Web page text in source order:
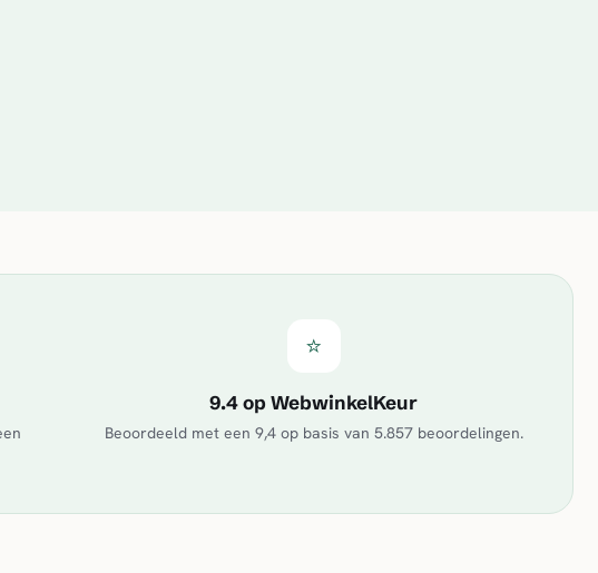
⭐
9.4 op WebwinkelKeur
Beoordeeld met een 9,4op basis van 5.857beoordelingen.